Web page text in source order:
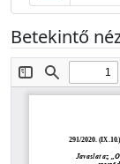
Betekintő